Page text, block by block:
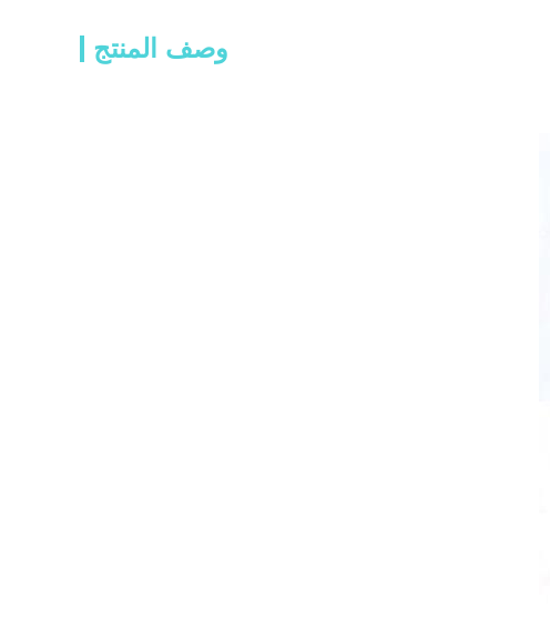
وصف المنتج